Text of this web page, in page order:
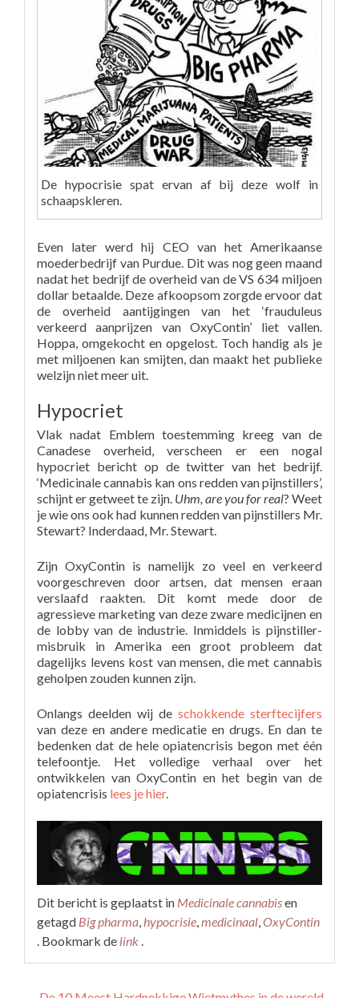
De hypocrisie spat ervan af bij deze wolf in
schaapskleren.
Even later werd hij CEO van het Amerikaanse
moederbedrijf van Purdue. Dit was nog geen maand
nadat het bedrijf de overheid van de VS 634 miljoen
dollar betaalde. Deze afkoopsom zorgde ervoor dat
de overheid aantijgingen van het ‘frauduleus
verkeerd aanprijzen van OxyContin’ liet vallen.
Hoppa, omgekocht en opgelost. Toch handig als je
met miljoenen kan smijten, dan maakt het publieke
welzijn niet meer uit.
Hypocriet
Vlak nadat Emblem toestemming kreeg van de
Canadese overheid, verscheen er een nogal
hypocriet bericht op de twitter van het bedrijf.
‘Medicinale cannabis kan ons redden van pijnstillers’,
schijnt er getweet te zijn. Uhm, are you for real? Weet
je wie ons ook had kunnen redden van pijnstillers Mr.
Stewart? Inderdaad, Mr. Stewart.
Zijn OxyContin is namelijk zo veel en verkeerd
voorgeschreven door artsen, dat mensen eraan
verslaafd raakten. Dit komt mede door de
agressieve marketing van deze zware medicijnen en
de lobby van de industrie. Inmiddels is pijnstiller-
misbruik in Amerika een groot probleem dat
dagelijks levens kost van mensen, die met cannabis
geholpen zouden kunnen zijn.
Onlangs deelden wij de schokkende sterftecijfers
van deze en andere medicatie en drugs. En dan te
bedenken dat de hele opiatencrisis begon met één
telefoontje. Het volledige verhaal over het
ontwikkelen van OxyContin en het begin van de
opiatencrisis lees je hier.
Dit bericht is geplaatst in Medicinale cannabisen
getagd Big pharma hypocrisie medicinaal OxyContin
. Bookmark de link